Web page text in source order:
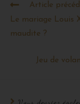
Article
Le mariage Louis
maudite ?
Jeu de
Vous devriez